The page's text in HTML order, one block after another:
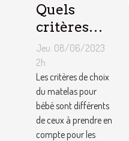
Quels
critères
pour
choisir un
matelas de
bébé ?
Jeu. 08/06/2023
2h
Les critères de choix
du matelas pour
bébé sont différents
de ceux à prendre en
compte pour les